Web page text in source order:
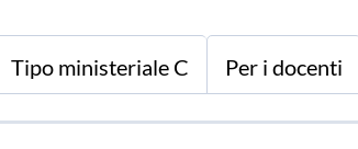
Tipo ministeriale C Per i docenti